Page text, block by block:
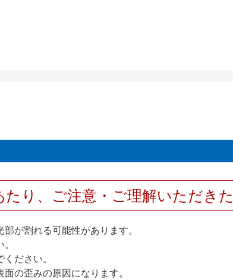
たり、ご注意・ご理解いただき
が割れる可能性があります。
ださい。
の歪みの原因になります。